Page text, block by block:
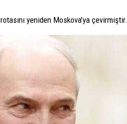
yeniden Moskova’ya çevirmiştir.